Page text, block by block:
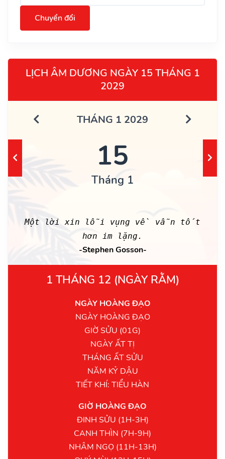
Chuyển đổi
LỊCH ÂM DƯƠNG NGÀY 15 THÁNG 1
2029
THÁNG 1 2029
15
Tháng 1
Một lời xin lỗi vụng về vẫn tốt
hơn im lặng.
-Stephen Gosson-
1 THÁNG 12 (NGÀY RẰM)
NGÀY HOÀNG ĐẠO
NGÀY HOÀNG ĐẠO
GIỜ SỬU (01G)
NGÀY ẤT TỊ
THÁNG ẤT SỬU
NĂM KỶ DẬU
TIẾT KHÍ: TIỂU HÀN
GIỜ HOÀNG ĐẠO
ĐINH SỬU (1H-3H)
CANH THÌN (7H-9H)
NHÂM NGỌ (11H-13H)